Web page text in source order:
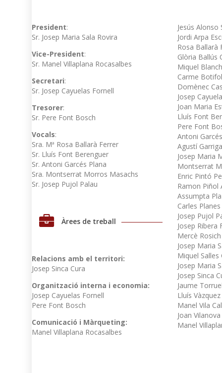
President:
Sr. Josep Maria Sala Rovira
Vice-President:
Sr. Manel Villaplana Rocasalbes
Secretari:
Sr. Josep Cayuelas Fornell
Tresorer:
Sr. Pere Font Bosch
Vocals:
Sra. Mª Rosa Ballarà Ferrer
Sr. Lluís Font Berenguer
Sr. Antoni Garcés Plana
Sra. Montserrat Morros Masachs
Sr. Josep Pujol Palau
Àrees de treball
Relacions amb el territori:
Josep Sinca Cura
Organització interna i economia:
Josep Cayuelas Fornell
Pere Font Bosch
Comunicació i Màrqueting:
Manel Villaplana Rocasalbes
Jesús Alonso
Jordi Arpa
Rosa Ballarà
Glòria Ballús
Miquel
Carme
Domènec
Josep
Joan Maria
Lluís Font
Pere Font
Antoni
Agustí
Josep Maria
Montserrat
Enric Pintó
Ramon Piñol
Assumpta
Carles
Josep Pujol
Josep Ribera
Mercè
Josep Maria
Miquel Salles
Josep Maria
Josep Sinca
Jaume
Lluís Vàzquez
Manel Vila
Joan
Manel